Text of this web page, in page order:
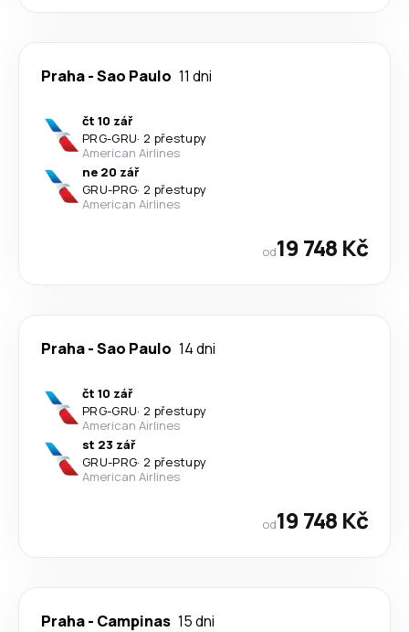
Praha-Sao Paulo 11 dni
čt 10 zář
PRG-GRU· 2 přestupy
American Airlines
ne 20 zář
GRU-PRG· 2 přestupy
American Airlines
od19 748 Kč
Praha-Sao Paulo 14 dni
čt 10 zář
PRG-GRU· 2 přestupy
American Airlines
st 23 zář
GRU-PRG· 2 přestupy
American Airlines
od19 748 Kč
Praha- Campinas 15 dni